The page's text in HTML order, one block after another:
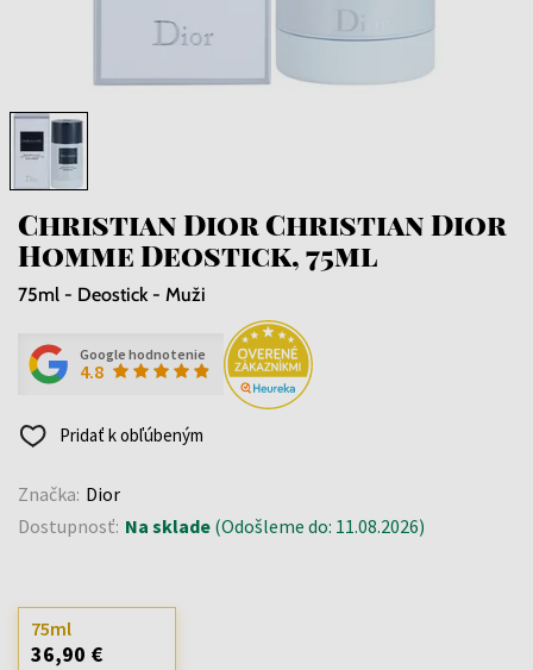
Christian Dior Christian Dior
Homme Deostick, 75ml
75ml - Deostick - Muži
Google hodnotenie
4.8
Pridať k obľúbeným
Značka: Dior
Dostupnosť: Na sklade (Odošleme do: 11.08.2026)
75ml
36,90 €